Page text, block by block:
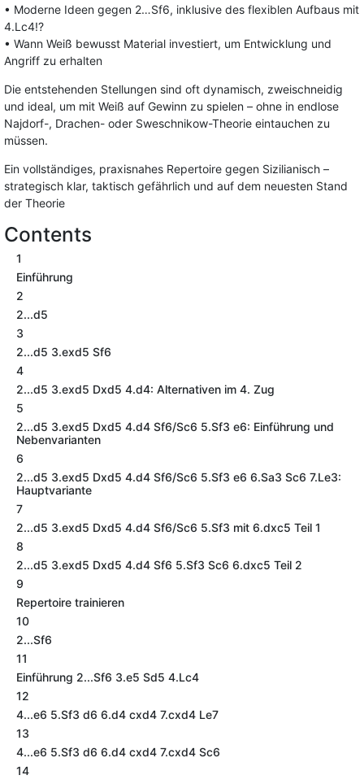
• Moderne Ideen gegen 2…Sf6, inklusive des flexiblen Aufbaus mit
4.Lc4!?
• Wann Weiß bewusst Material investiert, um Entwicklung und
Angriff zu erhalten
Die entstehenden Stellungen sind oft dynamisch, zweischneidig
und ideal, um mit Weiß auf Gewinn zu spielen – ohne in endlose
Najdorf-, Drachen- oder Sweschnikow-Theorie eintauchen zu
müssen.
Ein vollständiges, praxisnahes Repertoire gegen Sizilianisch –
strategisch klar, taktisch gefährlich und auf dem neuesten Stand
der Theorie
Contents
1
Einführung
2
2...d5
3
2...d5 3.exd5 Sf6
4
2...d5 3.exd5 Dxd5 4.d4: Alternativen im 4. Zug
5
2...d5 3.exd5 Dxd5 4.d4 Sf6/Sc6 5.Sf3 e6: Einführung und
Nebenvarianten
6
2...d5 3.exd5 Dxd5 4.d4 Sf6/Sc6 5.Sf3 e6 6.Sa3 Sc6 7.Le3:
Hauptvariante
7
2...d5 3.exd5 Dxd5 4.d4 Sf6/Sc6 5.Sf3 mit 6.dxc5 Teil 1
8
2...d5 3.exd5 Dxd5 4.d4 Sf6 5.Sf3 Sc6 6.dxc5 Teil 2
9
Repertoire trainieren
10
2...Sf6
11
Einführung 2...Sf6 3.e5 Sd5 4.Lc4
12
4...e6 5.Sf3 d6 6.d4 cxd4 7.cxd4 Le7
13
4...e6 5.Sf3 d6 6.d4 cxd4 7.cxd4 Sc6
14